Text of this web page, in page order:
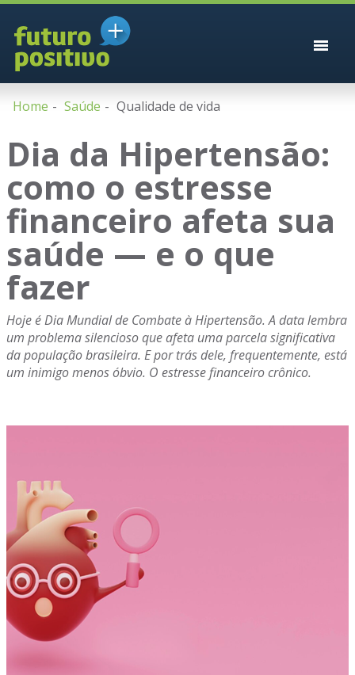
Home Saúde Qualidade de vida
Dia da Hipertensão:
como o estresse
financeiro afeta sua
saúde — e o que
fazer
Hoje é Dia Mundial de Combate à Hipertensão. A data lembra
um problema silencioso que afeta uma parcela significativa
da população brasileira. E por trás dele, frequentemente, está
um inimigo menos óbvio. O estresse financeiro crônico.